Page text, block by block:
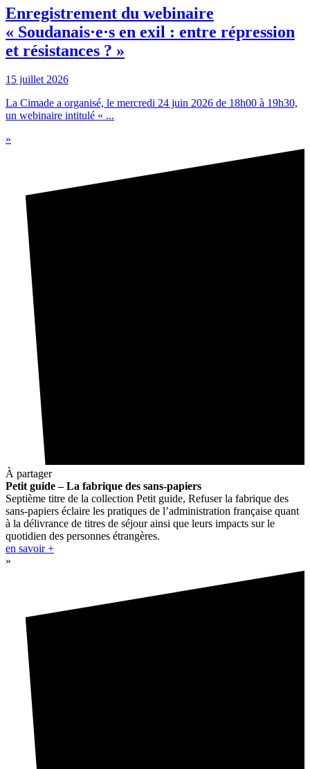
Enregistrement du webinaire
« Soudanais·e·s en exil : entre répression
et résistances ? »
15 juillet 2026
La Cimade a organisé, le mercredi 24 juin 2026 de 18h00 à 19h30,
un webinaire intitulé « ...
»
À partager
Petit guide – La fabrique des sans-papiers
Septième titre de la collection Petit guide, Refuser la fabrique des
sans-papiers éclaire les pratiques de l’administration française quant
à la délivrance de titres de séjour ainsi que leurs impacts sur le
quotidien des personnes étrangères.
en savoir +
»